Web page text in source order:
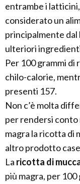
entrambe i
considerato un
principalmente
ulteriori
Per 100 grammi di
chilo-calorie,
presenti 157.
Non c’è molta
per rendersi conto
magra la ricotta di
altro prodotto
La ricotta di
più magra, per